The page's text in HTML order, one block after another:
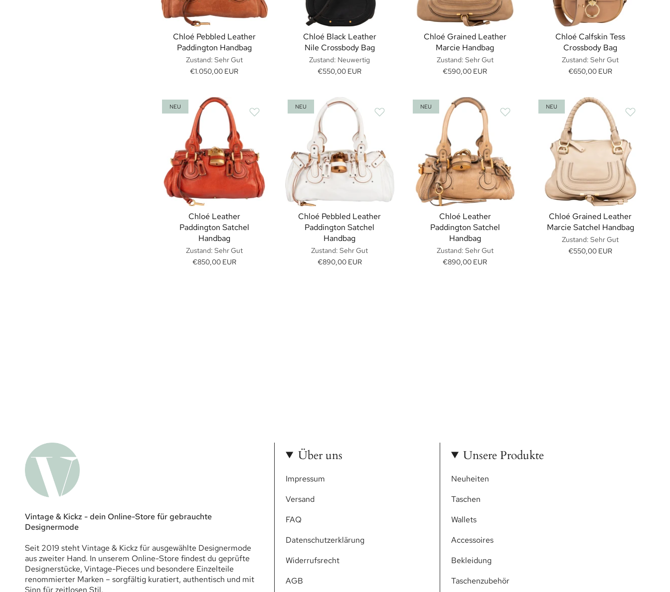
Chloé Pebbled Leather
Paddington Handbag
Zustand: Sehr Gut
€1.050,00 EUR
Chloé Black Leather
Nile Crossbody Bag
Zustand: Neuwertig
€550,00 EUR
Chloé Grained Leather
Marcie Handbag
Zustand: Sehr Gut
€590,00 EUR
Chloé Calfskin Tess
Crossbody Bag
Zustand: Sehr Gut
€650,00 EUR
NEU
Chloé Leather
Paddington Satchel
Handbag
Zustand: Sehr Gut
€850,00 EUR
NEU
Chloé Pebbled Leather
Paddington Satchel
Handbag
Zustand: Sehr Gut
€890,00 EUR
NEU
Chloé Leather
Paddington Satchel
Handbag
Zustand: Sehr Gut
€890,00 EUR
NEU
Chloé Grained Leather
Marcie Satchel Handbag
Zustand: Sehr Gut
€550,00 EUR
Vintage & Kickz - dein Online-Store für gebrauchte
Designermode
Seit 2019 steht Vintage & Kickz für ausgewählte Designermode
aus zweiter Hand. In unserem Online-Store findest du geprüfte
Designerstücke, Vintage-Pieces und besondere Einzelteile
renommierter Marken – sorgfältig kuratiert, authentisch und mit
Sinn für zeitlosen Stil.
Über uns
Impressum
Versand
FAQ
Datenschutzerklärung
Widerrufsrecht
AGB
Unsere Produkte
Neuheiten
Taschen
Wallets
Accessoires
Bekleidung
Taschenzubehör